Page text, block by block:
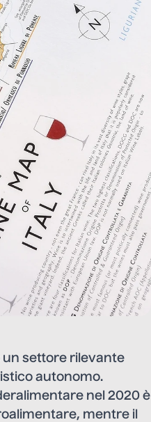
un settore rilevante
autonomo.
nel 2020 è
mentre il